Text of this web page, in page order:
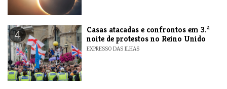
4
Casas atacadas e confrontos em 3.ª
noite de protestos no Reino Unido
EXPRESSO DAS ILHAS